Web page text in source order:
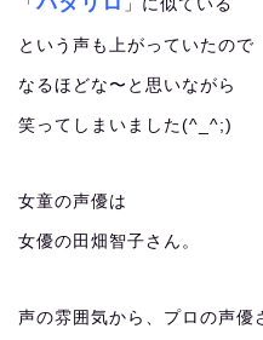
「 」に似ている
という声も上がっていたので
なるほどな〜と思いながら
笑ってしまいました(^_^;)
女童の声優は
女優の田畑智子さん。
声の雰囲気から、プロの声優